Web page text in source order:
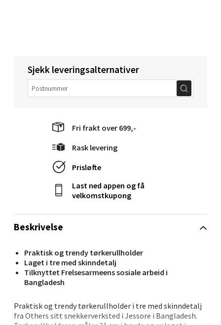
Beskrivelse
Praktisk og trendy tørkerullholder
Laget i tre med skinndetalj
Tilknyttet Frelsesarmeens sosiale arbeid i
Bangladesh
Praktisk og trendy tørkerullholder i tre med skinndetalj
fra Others sitt snekkerverksted i Jessore i Bangladesh.
Sjekk leveringsalternativer
Fri frakt over 699,-
Rask levering
Prisløfte
Last ned appen og få
velkomstkupong
0 i butikk
Velg
Molde - Moldetorget
Torget 1, 6413 Molde
Åpent i dag 10-20
Velg
Narvik - Thon Senter Malmporten
Bolagsgata 1, 8514 Narvik
0 i butikk